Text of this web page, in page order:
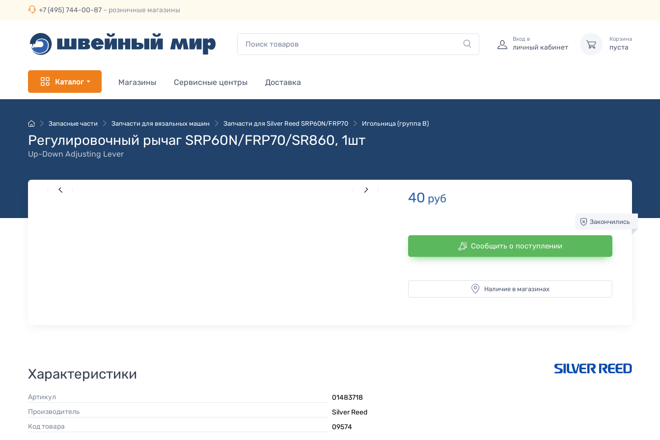
+7 (495) 744-00-87 – розничные магазины
Вход в
личный кабинет
Корзина
пуста
Каталог Магазины Сервисные центры Доставка
Запасные части Запчасти для вязальных машин Запчасти для Silver Reed SRP60N/FRP70 Игольница (группа B)
Регулировочный рычаг SRP60N/FRP70/SR860, 1шт
Up-Down Adjusting Lever
40 руб
Закончились
Сообщить о поступлении
Наличие в магазинах
Характеристики
Артикул
01483718
Производитель
Silver Reed
Код товара
09574